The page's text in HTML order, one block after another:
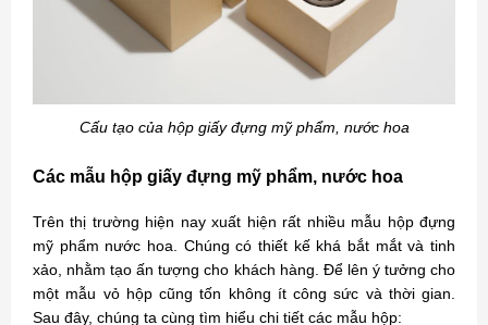
Cấu tạo của hộp giấy đựng mỹ phẩm, nước hoa
Các mẫu hộp giấy đựng mỹ phẩm, nước hoa
Trên thị trường hiện nay xuất hiện rất nhiều mẫu hộp đựng
mỹ phẩm nước hoa. Chúng có thiết kế khá bắt mắt và tinh
xảo, nhằm tạo ấn tượng cho khách hàng. Để lên ý tưởng cho
một mẫu vỏ hộp cũng tốn không ít công sức và thời gian.
Sau đây, chúng ta cùng tìm hiểu chi tiết các mẫu hộp: